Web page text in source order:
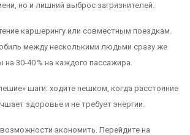
но и лишний выброс загрязнителей.
каршерингу или совместным поездкам.
между несколькими людьми сразу же
30‑40 % на каждого пассажира.
шаги: ходите пешком, когда расстояние
здоровье и не требует энергии.
экономить. Перейдите на